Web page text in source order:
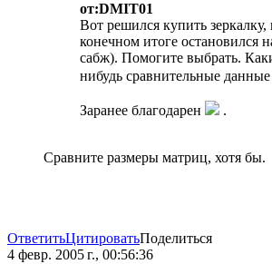
от:DMIT01
Вот решился купить зеркалку,
конечном итоге остановился
сабж). Помогите выбрать.
нибудь сравнительные
Заранее благодарен .
Сравните размеры матриц, хотя бы.
ОтветитьЦитироватьПоделиться
4 февр. 2005 г., 00:56:36